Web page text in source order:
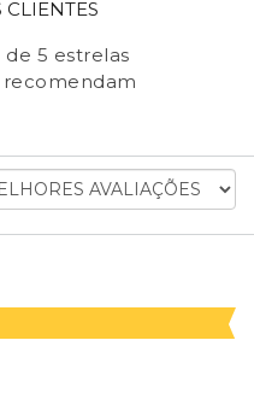
de 5 estrelas
recomendam